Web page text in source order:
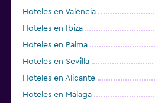
Hoteles en Valencia
Hoteles en Ibiza
Hoteles en Palma
Hoteles en Sevilla
Hoteles en Alicante
Hoteles en Málaga